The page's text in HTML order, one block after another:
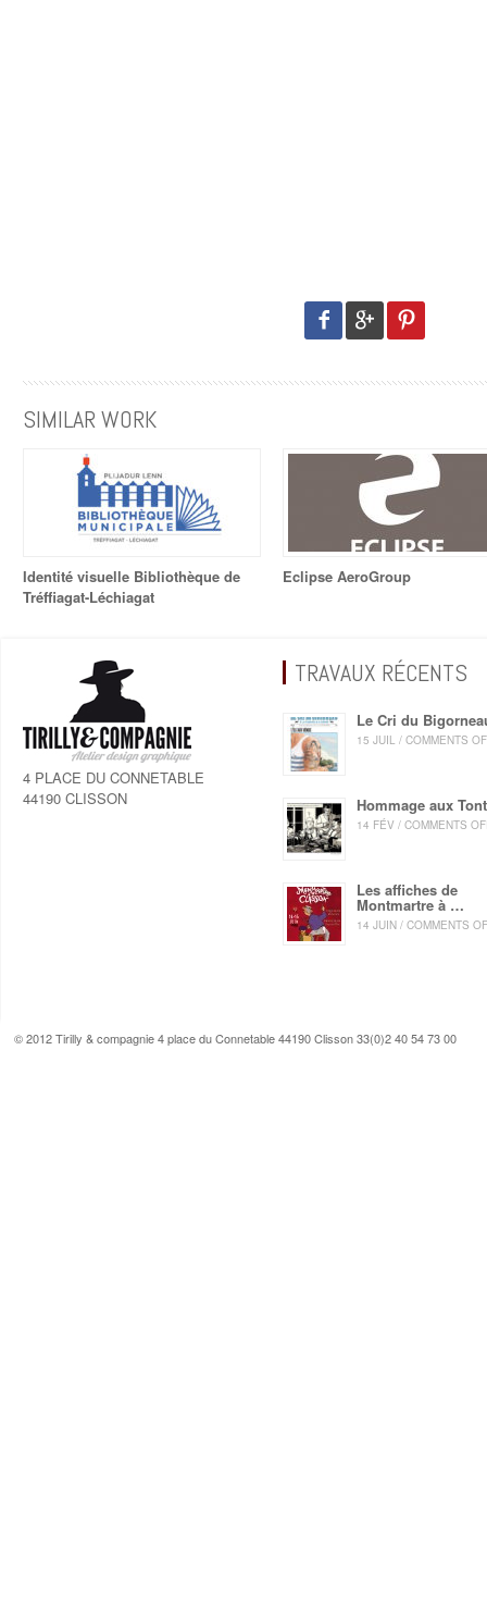
SIMILAR WORK
Identité visuelle Bibliothèque de
Tréffiagat-Léchiagat
Eclipse AeroGroup
4 PLACE DU CONNETABLE
44190 CLISSON
TRAVAUX RÉCENTS
Le Cri du
15 JUIL / COMMENTS
Hommage aux
14 FÉV / COMMENTS
Les affiches de
Montmartre à …
14 JUIN / COMMENTS
© 2012 Tirilly & compagnie 4 place du Connetable 44190 Clisson 33(0)2 40 54 73 00